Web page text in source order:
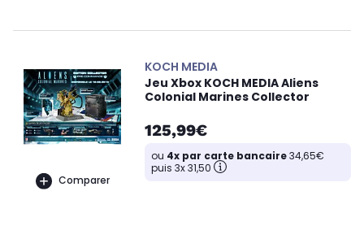
Comparer
KOCH MEDIA
Jeu Xbox KOCH MEDIA Aliens
Colonial Marines Collector
125,99€
ou 4x par carte bancaire34,65€
puis 3x 31,50